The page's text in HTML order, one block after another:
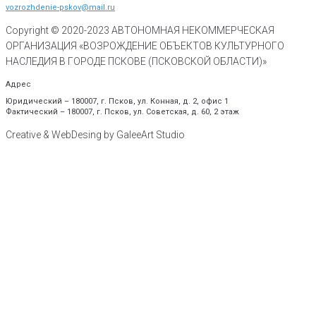
vozrozhdenie-pskov@mail.ru
Copyright © 2020-2023 АВТОНОМНАЯ НЕКОММЕРЧЕСКАЯ
ОРГАНИЗАЦИЯ «ВОЗРОЖДЕНИЕ ОБЪЕКТОВ КУЛЬТУРНОГО
НАСЛЕДИЯ В ГОРОДЕ ПСКОВЕ (ПСКОВСКОЙ ОБЛАСТИ)»
Адрес
Юридический – 180007, г. Псков, ул. Конная, д. 2, офис 1
Фактический – 180007, г. Псков, ул. Советская, д. 60, 2 этаж
Creative & WebDesing by GaleeArt Studio